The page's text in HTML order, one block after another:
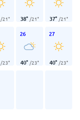
/21° 38° /21° 37° /21°
/23°
26
40° /23°
27
40° /23°